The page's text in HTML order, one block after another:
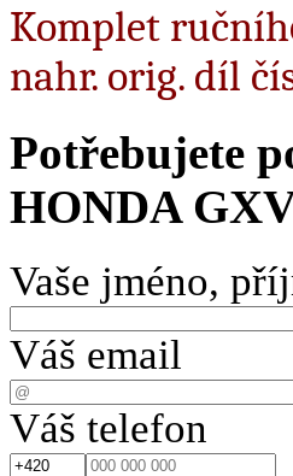
Komplet
nahr. orig. díl
Potřebujete
HONDA
Vaše jméno,
Váš email
Váš telefon